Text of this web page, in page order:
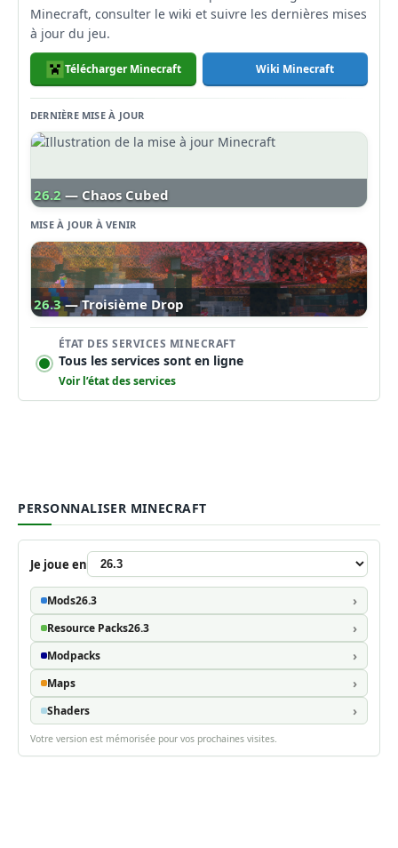
Minecraft, consulter le wiki et suivre les dernières mises
à jour du jeu.
Télécharger Minecraft Wiki Minecraft
DERNIÈRE MISE À JOUR
26.2 — Chaos Cubed
MISE À JOUR À VENIR
26.3 — Troisième Drop
ÉTAT DES SERVICES MINECRAFT
Tous les services sont en ligne
Voir l’état des services
PERSONNALISER MINECRAFT
Je joue en
Mods26.3
Resource Packs26.3
Modpacks
Maps
Shaders
Votre version est mémorisée pour vos prochaines visites.